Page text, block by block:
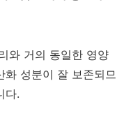
와 거의 동일한 영양
성분이 잘 보존되므
다.